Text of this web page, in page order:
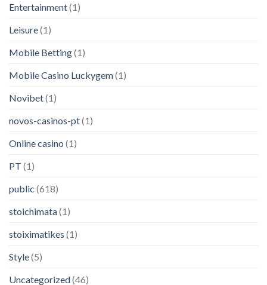
Entertainment(1)
Leisure(1)
Mobile Betting(1)
Mobile Casino Luckygem(1)
Novibet(1)
novos-casinos-pt(1)
Online casino (1)
PT (1)
public (618)
stoichimata(1)
stoiximatikes (1)
Style(5)
Uncategorized(46)